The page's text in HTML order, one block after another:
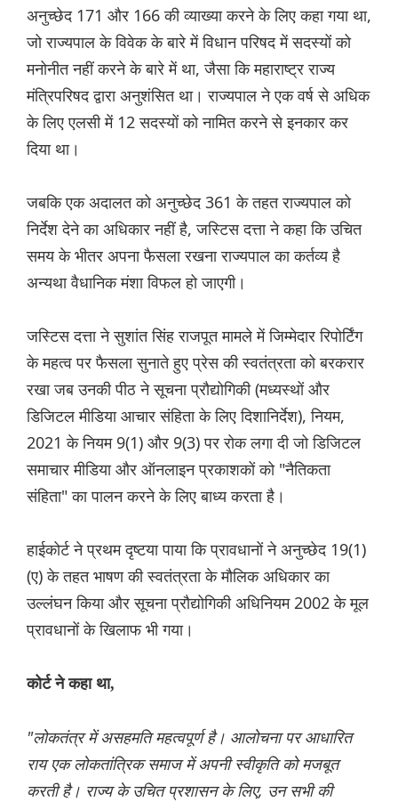
अनुच्छेद 171 और 166 की व्याख्या करने के लिए कहा गया था,
जो राज्यपाल के विवेक के बारे में विधान परिषद में सदस्यों को
मनोनीत नहीं करने के बारे में था, जैसा कि महाराष्ट्र राज्य
मंत्रिपरिषद द्वारा अनुशंसित था। राज्यपाल ने एक वर्ष से अधिक
के लिए एलसी में 12 सदस्यों को नामित करने से इनकार कर
दिया था।
जबकि एक अदालत को अनुच्छेद 361 के तहत राज्यपाल को
निर्देश देने का अधिकार नहीं है, जस्टिस दत्ता ने कहा कि उचित
समय के भीतर अपना फैसला रखना राज्यपाल का कर्तव्य है
अन्यथा वैधानिक मंशा विफल हो जाएगी।
जस्टिस दत्ता ने सुशांत सिंह राजपूत मामले में जिम्मेदार रिपोर्टिंग
के महत्व पर फैसला सुनाते हुए प्रेस की स्वतंत्रता को बरकरार
रखा जब उनकी पीठ ने सूचना प्रौद्योगिकी (मध्यस्थों और
डिजिटल मीडिया आचार संहिता के लिए दिशानिर्देश), नियम,
2021 के नियम 9(1) और 9(3) पर रोक लगा दी जो डिजिटल
समाचार मीडिया और ऑनलाइन प्रकाशकों को "नैतिकता
संहिता" का पालन करने के लिए बाध्य करता है।
हाईकोर्ट ने प्रथम दृष्टया पाया कि प्रावधानों ने अनुच्छेद 19(1)
(ए) के तहत भाषण की स्वतंत्रता के मौलिक अधिकार का
उल्लंघन किया और सूचना प्रौद्योगिकी अधिनियम 2002 के मूल
प्रावधानों के खिलाफ भी गया।
कोर्ट ने कहा था,
"लोकतंत्र में असहमति महत्वपूर्ण है। आलोचना पर आधारित
राय एक लोकतांत्रिक समाज में अपनी स्वीकृति को मजबूत
करती है। राज्य के उचित प्रशासन के लिए, उन सभी की